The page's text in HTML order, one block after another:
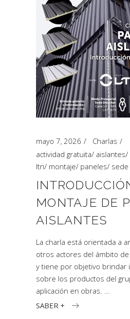
mayo 7, 2026
Charlas
actividad gratuita/ aislantes/
ltn/ montaje/ paneles/
MONTAJE DE
AISLANTES
La charla está orientada a
otros actores del ámbito
y tiene por objetivo brindar
sobre los productos del
aplicación en obras.
SABER +